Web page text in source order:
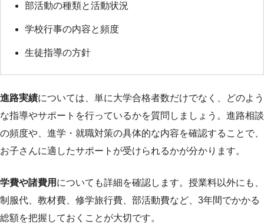
部活動の種類と活動状況
学校行事の内容と頻度
生徒指導の方針
進路実績については、単に大学合格者数だけでなく、どのよう
な指導やサポートを行っているかを質問しましょう。進路相談
の頻度や、進学・就職対策の具体的な内容を確認することで、
お子さんに適したサポートが受けられるかが分かります。
学費や諸費用 についても詳細を確認します。授業料以外にも、
制服代、教材費、修学旅行費、部活動費など、3年間でかかる
総額を把握しておくことが大切です。